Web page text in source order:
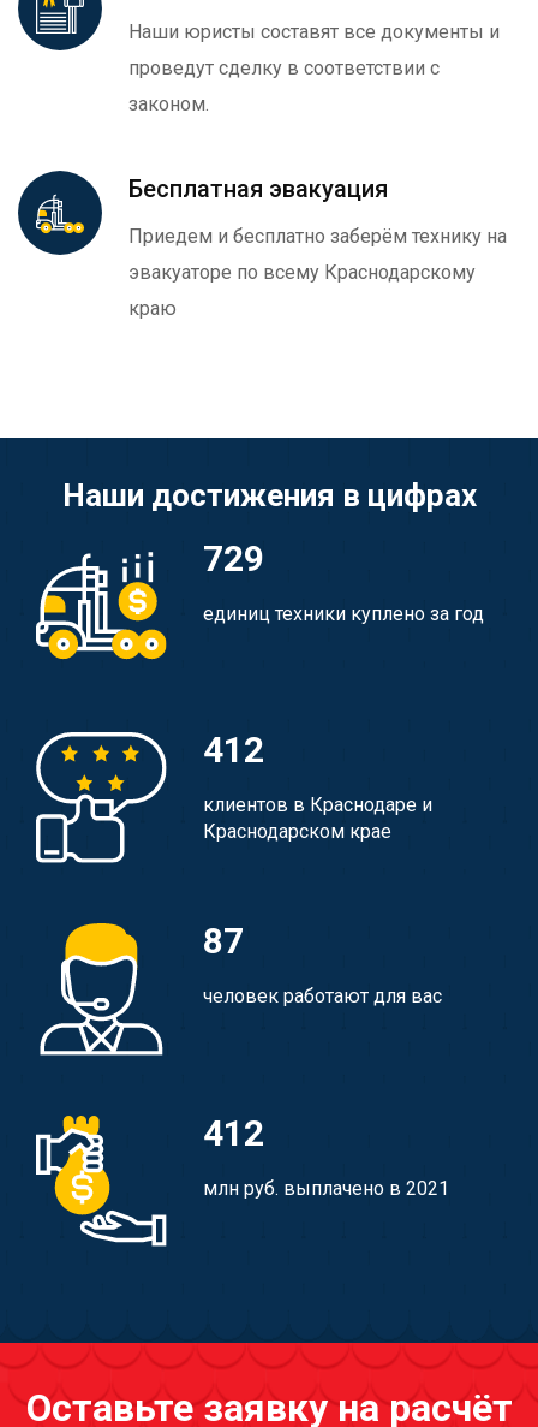
Наши юристы составят все документы и
проведут сделку в соответствии с
законом.
Бесплатная эвакуация
Приедем и бесплатно заберём технику на
эвакуаторе по всему Краснодарскому
краю
Наши достижения в цифрах
729
единиц техники куплено за год
412
клиентов в Краснодаре и
Краснодарском крае
87
человек работают для вас
412
млн руб. выплачено в 2021
Оставьте заявку на расчёт